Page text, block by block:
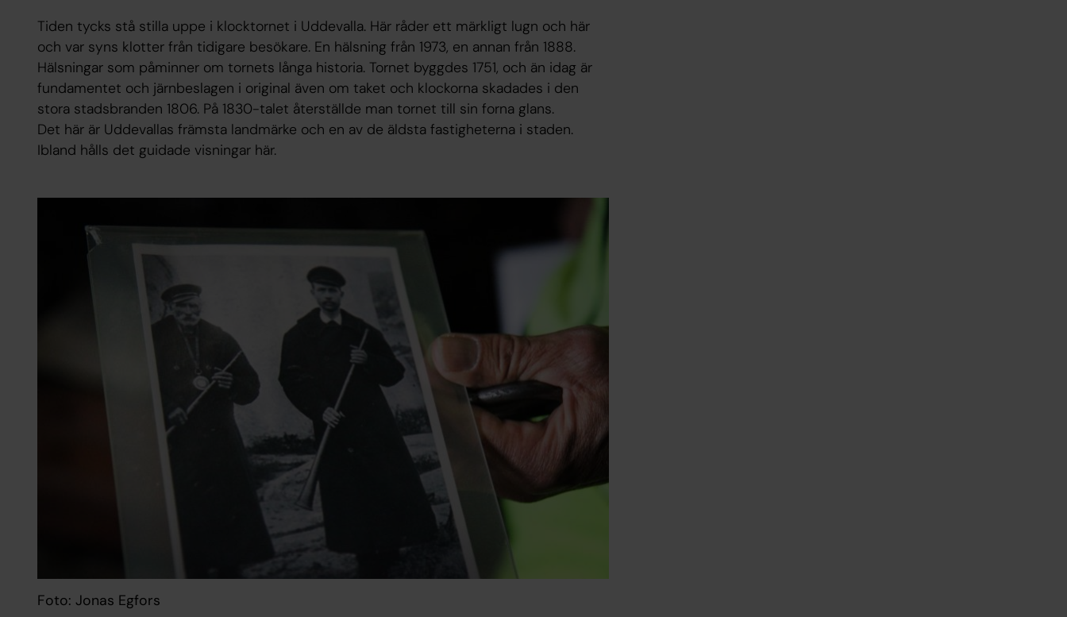
Tiden tycks stå stilla uppe i klocktornet i Uddevalla. Här råder ett märkligt lugn och här
och var syns klotter från tidigare besökare. En hälsning från 1973, en annan från 1888.
Hälsningar som påminner om tornets långa historia. Tornet byggdes 1751, och än idag är
fundamentet och järnbeslagen i original även om taket och klockorna skadades i den
stora stadsbranden 1806. På 1830-talet återställde man tornet till sin forna glans.
Det här är Uddevallas främsta landmärke och en av de äldsta fastigheterna i staden.
Ibland hålls det guidade visningar här.
Foto: Jonas Egfors